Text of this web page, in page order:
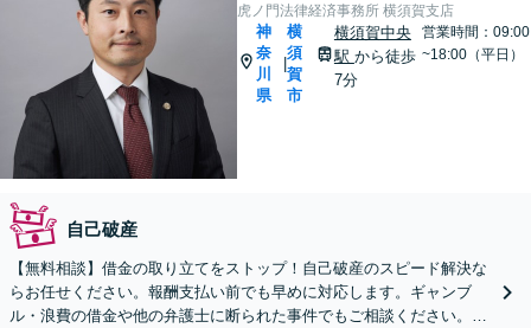
虎ノ門法律経済事務所 横須賀支店
神
奈
川
県
|
横
須
賀
市
横須賀中央
駅 から徒歩
7分
営業時間：09:00
~18:00（平日）
自己破産
【無料相談】借金の取り立てをストップ！自己破産のスピード解決な
らお任せください。報酬支払い前でも早めに対応します。ギャンブ
ル・浪費の借金や他の弁護士に断られた事件でもご相談ください。税